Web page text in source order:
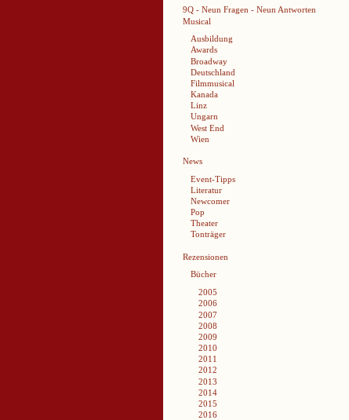
9Q - Neun Fragen - Neun Antworten
Musical
Ausbildung
Awards
Broadway
Deutschland
Filmmusical
Kanada
Linz
Ungarn
West End
Wien
News
Event-Tipps
Literatur
Newcomer
Pop
Theater
Tonträger
Rezensionen
Bücher
2005
2006
2007
2008
2009
2010
2011
2012
2013
2014
2015
2016